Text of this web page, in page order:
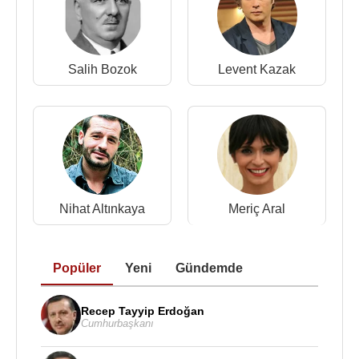
2000 - Azizname, Ankara Devlet Tiyatrosu
2002 - Taşrada Bir Gün, Ankara Devlet Tiyatrosu
2003 - Scapin’in Dolapları, Erzurum Devlet
Tiyatrosu
2004 - Beğendiğiniz Gibi, Erzurum Devlet Tiyatrosu
2004 - Memurin Faslı , Erzurum Devlet Tiyatrosu
2005 - Sevgili Doktor , Erzurum Devlet Tiyatrosu
2005 - Karımla Evleniyorum, Erzurum Devlet
Tiyatrosu
2008 - Vur Yağmala Yeniden, DOT tiyatrosu
2009 - 2000 - İntiharın Genel Provası, İstanbul Şehir
Tiyatrosu
2017 - Tek Kişilik Şehir, Sahne Ankara
Salih Bozok Levent Kazak
Nihat Altınkaya Meriç Aral
Popüler Yeni Gündemde
Recep Tayyip Erdoğan
Cumhurbaşkanı